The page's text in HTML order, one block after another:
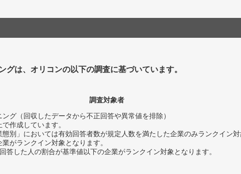
グは、オリコンの以下の調査に基づいています。
調査対象者
グ（回収したデータから不正回答や異常値を排除）
作成しています。
別」においては有効回答者数が規定人数を満たした企業のみランクイン
がランクイン対象となります。
した人の割合が基準値以下の企業がランクイン対象となります。